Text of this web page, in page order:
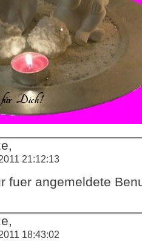
21:12:13
fuer angemeldete
18:43:02